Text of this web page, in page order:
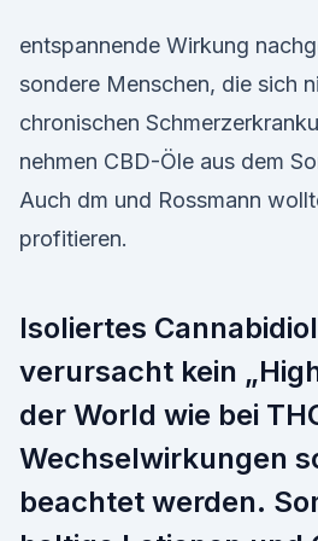
entspannende Wirkung
sondere Menschen, die sich
chronischen
nehmen CBD-Öle aus dem
Auch dm und Rossmann
profitieren.
Isoliertes
verursacht kein
der World wie bei
Wechselwirkungen
beachtet werden.